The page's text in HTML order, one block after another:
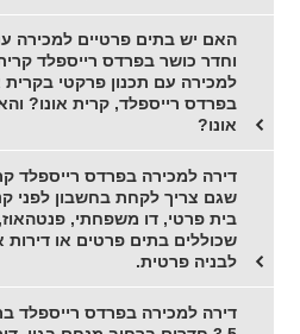
האם יש בתים פרטיים למכירה
וחדר כושר בפרדס רייספלד
למכירה עם תכנון פרקטי בקרית
בפרדס רייספלד, קרית אונו?
אונו?
דירה למכירה בפרדס רייספלד
שגם צריך לקחת בחשבון לפני
בית פרטי, דו משפחתי,
שכוללים בתים פרטים או דירות
לבניה פרטית.
דירה למכירה בפרדס רייספלד